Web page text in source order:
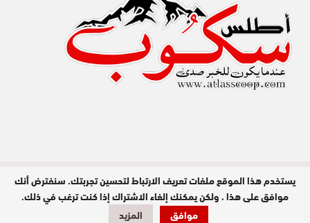
مدير النشر : عبد الله عزي / جميع الحقوق
محفوظة © 2026
تصميم وبرمجة
يستخدم هذا الموقع ملفات تعريف الارتباط لتحسين تجربتك. سنفترض أنك
موافق على هذا ، ولكن يمكنك إلغاء الاشتراك إذا كنت ترغب في ذلك.
موافق
المزيد